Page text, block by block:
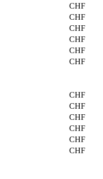
CHF
CHF
CHF
CHF
CHF
CHF
CHF
CHF
CHF
CHF
CHF
CHF